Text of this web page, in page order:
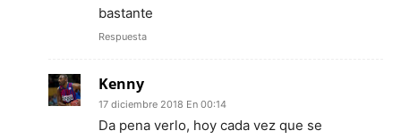
bastante
Respuesta
Kenny
17 diciembre 2018 En 00:14
Da pena verlo, hoy cada vez que se